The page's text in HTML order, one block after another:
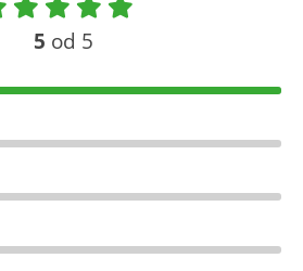
5 od 5